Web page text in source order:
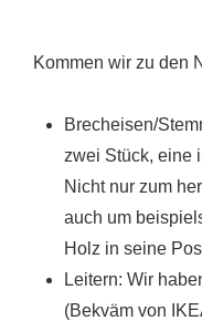
Kommen wir zu den
Brecheisen/
zwei Stück, eine
Nicht nur zum
auch um
Holz in seine
Leitern: Wir
(Bekväm von